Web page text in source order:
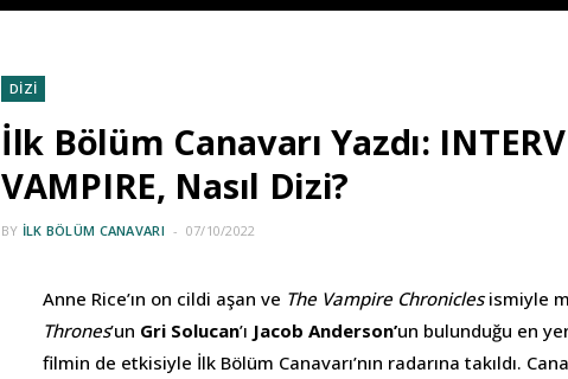
DİZİ
İlk Bölüm Canavarı Yazdı:
VAMPIRE, Nasıl Dizi?
BY İLK BÖLÜM CANAVARI 07/10/2022
Anne Rice’ın on cildi aşan ve The Vampire Chroniclesismiyle
Thrones’un Gri Solucan’ı Jacob Anderson’un bulunduğu en
filmin de etkisiyle İlk Bölüm Canavarı’nın radarına takıldı.